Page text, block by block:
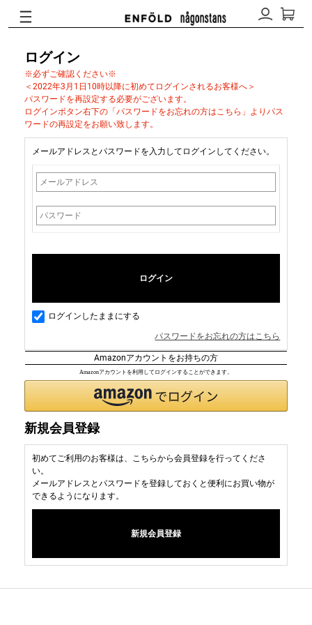
ログイン
※必ずご確認ください※
＜2022年3月1日10時以降に初めてログインされるお客様へ＞
パスワードを再設定する必要がございます。
ログインボタン右下の「パスワードをお忘れの方はこちら」よりパス
ワードの再設定をお願い致します。
メールアドレスとパスワードを入力してログインしてください。
ログインしたままにする
パスワードをお忘れの方はこちら
Amazonアカウントをお持ちの方
Amazonアカウントを利用してログインすることができます。
新規会員登録
初めてご利用のお客様は、こちらから会員登録を行ってくださ
い。
メールアドレスとパスワードを登録しておくと便利にお買い物が
できるようになります。